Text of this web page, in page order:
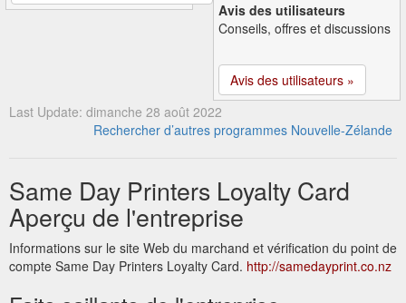
Avis des utilisateurs
Conseils, offres et discussions
Avis des utilisateurs »
Last Update: dimanche 28 août 2022
Rechercher d’autres programmes Nouvelle-Zélande
Same Day Printers Loyalty Card
Aperçu de l'entreprise
Informations sur le site Web du marchand et vérification du point de
compte Same Day Printers Loyalty Card. http://samedayprint.co.nz